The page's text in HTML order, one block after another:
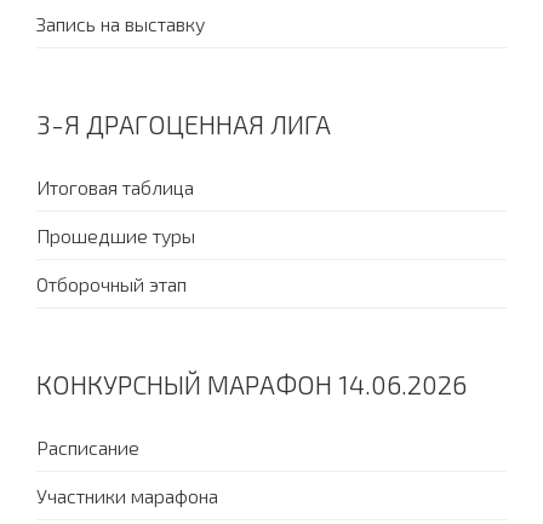
Запись на выставку
3-Я ДРАГОЦЕННАЯ ЛИГА
Итоговая таблица
Прошедшие туры
Отборочный этап
КОНКУРСНЫЙ МАРАФОН 14.06.2026
Расписание
Участники марафона